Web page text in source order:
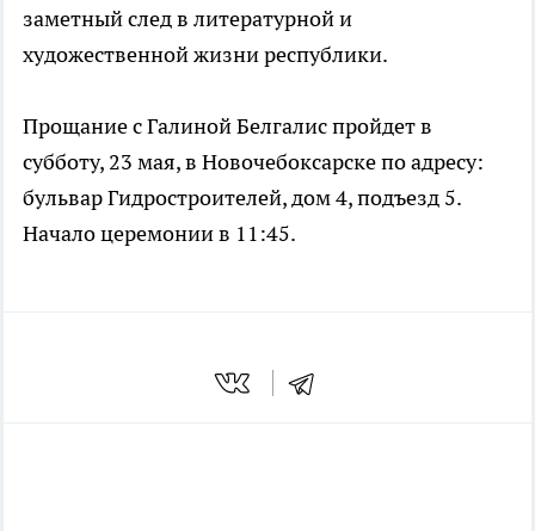
заметный след в литературной и
художественной жизни республики.
Прощание с Галиной Белгалис пройдет в
субботу, 23 мая, в Новочебоксарске по адресу:
бульвар Гидростроителей, дом 4, подъезд 5.
Начало церемонии в 11:45.